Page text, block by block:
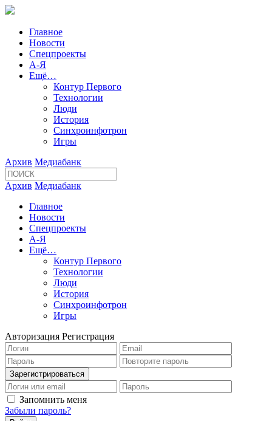
Главное
Новости
Спецпроекты
А-Я
Ещё…
Контур Первого
Технологии
Люди
История
Синхроинфотрон
Игры
Архив Медиабанк
Архив Медиабанк
Главное
Новости
Спецпроекты
А-Я
Ещё…
Контур Первого
Технологии
Люди
История
Синхроинфотрон
Игры
Авторизация Регистрация
Запомнить меня
Забыли пароль?